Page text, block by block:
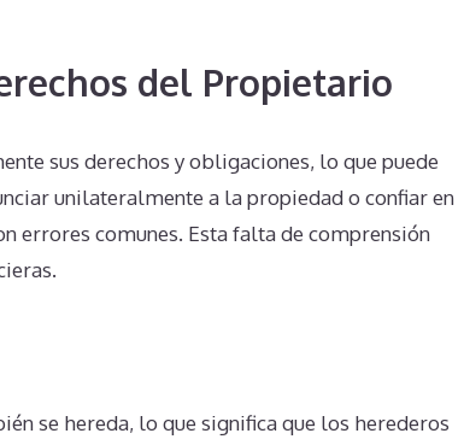
del Propietario
sus derechos y obligaciones, lo que puede
unilateralmente a la propiedad o confiar en
errores comunes. Esta falta de comprensión
se hereda, lo que significa que los herederos